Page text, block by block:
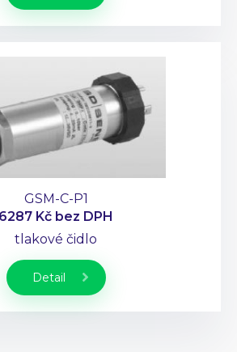
GSM-C-P1
6287 Kč bez DPH
tlakové čidlo
Detail